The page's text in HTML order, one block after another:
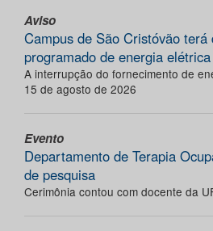
Aviso
Campus de São Cristóvão terá
programado de energia elétrica
A interrupção do fornecimento de
15 de agosto de 2026
Evento
Departamento de Terapia
de pesquisa
Cerimônia contou com docente da